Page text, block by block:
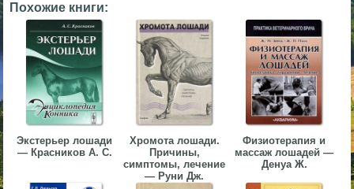
Похожие книги:
Экстерьер лошади
— Красников А. С.
Хромота лошади.
Причины,
симптомы, лечение
— Руни Дж.
Физиотерапия и
массаж лошадей —
Денуа Ж.
▼
▼